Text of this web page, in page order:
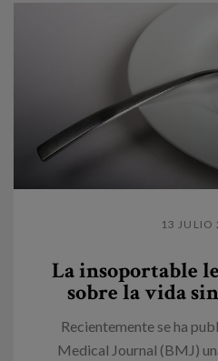
13 JULIO
La insoportable
sobre la vida
Recientemente se ha
Medical Journal (BMJ)